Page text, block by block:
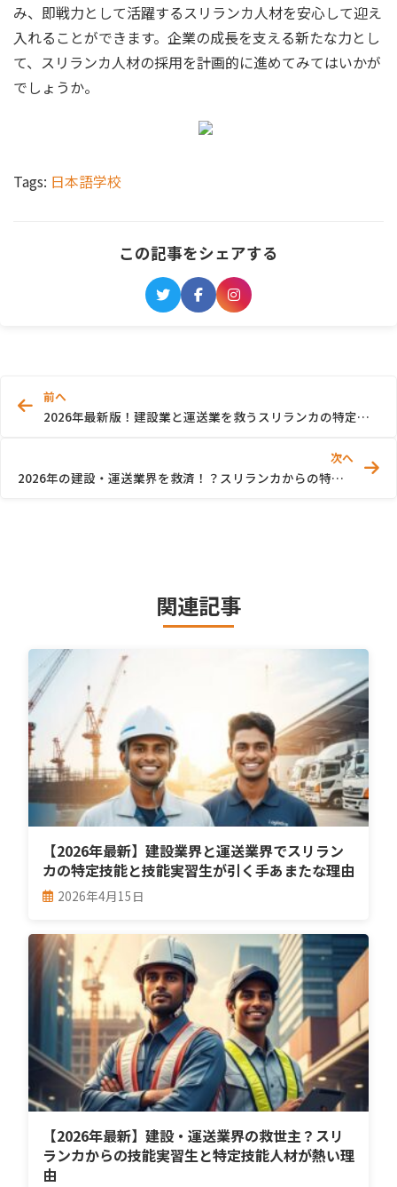
み、即戦力として活躍するスリランカ人材を安心して迎え
入れることができます。企業の成長を支える新たな力とし
て、スリランカ人材の採用を計画的に進めてみてはいかが
でしょうか。
Tags: 日本語学校
この記事をシェアする
前へ
2026年最新版！建設業と運送業を救うスリランカの特定技能・外国人材のリアルな実態
次へ
2026年の建設・運送業界を救済！？スリランカからの特定技能・技能実習生が急増している理由
関連記事
【2026年最新】建設業界と運送業界でスリラン
カの特定技能と技能実習生が引く手あまたな理由
2026年4月15日
【2026年最新】建設・運送業界の救世主？スリ
ランカからの技能実習生と特定技能人材が熱い理
由